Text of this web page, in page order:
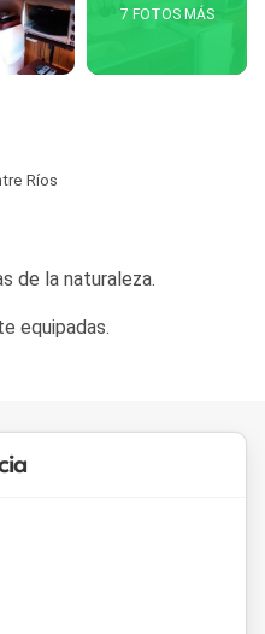
7 FOTOS MÁS
Ríos
de la naturaleza.
equipadas.